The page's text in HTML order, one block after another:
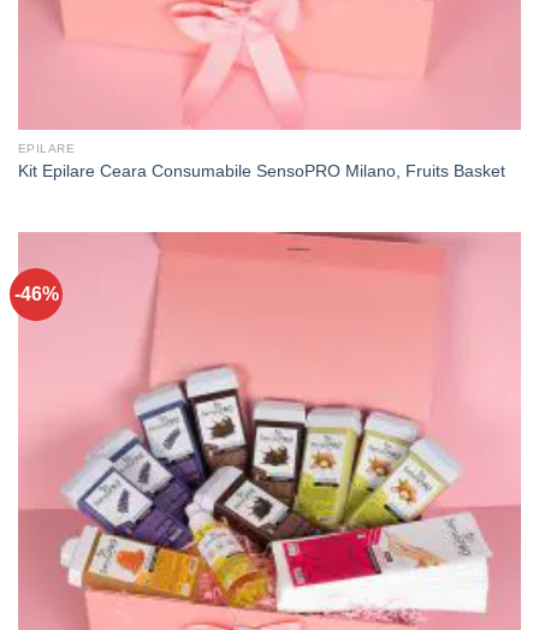
EPILARE
Kit Epilare Ceara Consumabile SensoPRO Milano, Fruits Basket
-46%